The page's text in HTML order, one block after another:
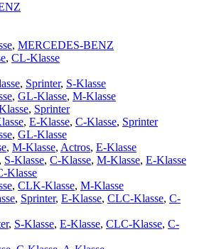
, MERCEDES-BENZ
, CL-Klasse
, Sprinter, S-Klasse
, GL-Klasse, M-Klasse
, Sprinter
, E-Klasse, C-Klasse, Sprinter
, GL-Klasse
, M-Klasse, Actros, E-Klasse
, S-Klasse, C-Klasse, M-Klasse, E-Klasse
Klasse
, CLK-Klasse, M-Klasse
, Sprinter, E-Klasse, CLC-Klasse, C-
, S-Klasse, E-Klasse, CLC-Klasse, C-